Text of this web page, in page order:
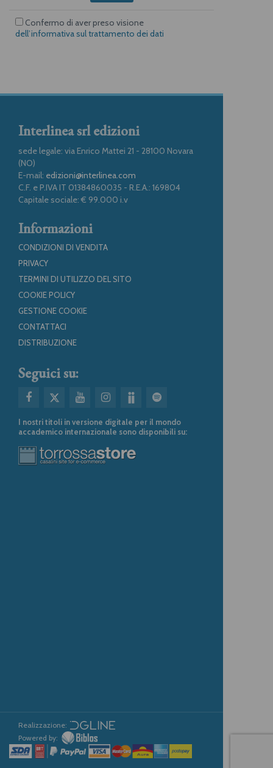
Confermo di aver preso visione
dell’informativa sul trattamento dei dati
Interlinea srl edizioni
sede legale: via Enrico Mattei 21 - 28100 Novara
(NO)
E-mail: edizioni@interlinea.com
C.F. e P.IVA IT 01384860035 - R.E.A.: 169804
Capitale sociale: € 99.000 i.v
Informazioni
CONDIZIONI DI VENDITA
PRIVACY
TERMINI DI UTILIZZO DEL SITO
COOKIE POLICY
GESTIONE COOKIE
CONTATTACI
DISTRIBUZIONE
Seguici su:
I nostri titoli in versione digitale per il mondo
accademico internazionale sono disponibili su:
Realizzazione:
Powered by: